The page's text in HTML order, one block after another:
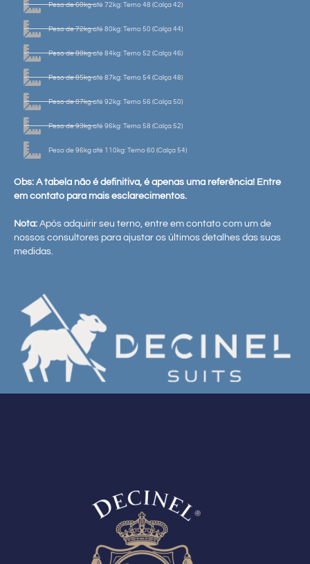
Peso de 60kg até 72kg: Terno 48 (Calça 42)
Peso de 72kg até 80kg: Terno 50 (Calça 44)
Peso de 80kg até 84kg: Terno 52 (Calça 46)
Peso de 85kg até 87kg: Terno 54 (Calça 48)
Peso de 87kg até 92kg: Terno 56 (Calça 50)
Peso de 93kg até 96kg: Terno 58 (Calça 52)
Peso de 96kg até 110kg: Terno 60 (Calça 54)
Obs: A tabela não é definitiva, é apenas uma referência! Entre
em contato para mais esclarecimentos.
Nota: Após adquirir seu terno, entre em contato com um de
nossos consultores para ajustar os últimos detalhes das suas
medidas.